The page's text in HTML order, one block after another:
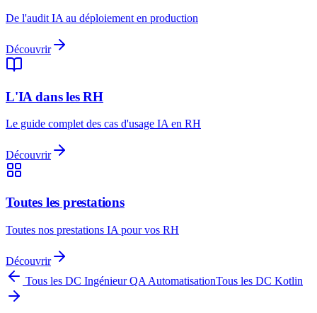
De l'audit IA au déploiement en production
Découvrir
L'IA dans les RH
Le guide complet des cas d'usage IA en RH
Découvrir
Toutes les prestations
Toutes nos prestations IA pour vos RH
Découvrir
Tous les DC Ingénieur QA AutomatisationTous les DC Kotlin